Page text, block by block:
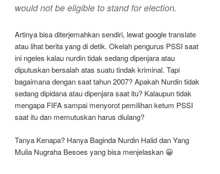
would not be eligible to stand for election.
Artinya bisa diterjemahkan sendiri, lewat google translate
atau lihat berita yang di detik. Okelah pengurus PSSI saat
ini ngeles kalau nurdin tidak sedang dipenjara atau
diputuskan bersalah atas suatu tindak kriminal. Tapi
bagaimana dengan saat tahun 2007? Apakah Nurdin tidak
sedang dipidana atau dipenjara saat itu? Kalaupun tidak
mengapa FIFA sampai menyorot pemilihan ketum PSSI
saat itu dan memutuskan harus diulang?
Tanya Kenapa? Hanya Baginda Nurdin Halid dan Yang
Mulia Nugraha Besoes yang bisa menjelaskan 😀